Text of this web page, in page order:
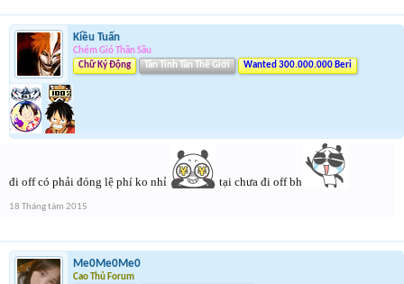
Kiều Tuấn
Chém Gió Thần Sầu
Chữ Ký Động
Tân Tinh Tân Thế Giới Wanted 300.000.000 Beri
đi off có phải đóng lệ phí ko nhỉ tại chưa đi off bh
18 Tháng tám 2015
Me0Me0Me0
Cao Thủ Forum